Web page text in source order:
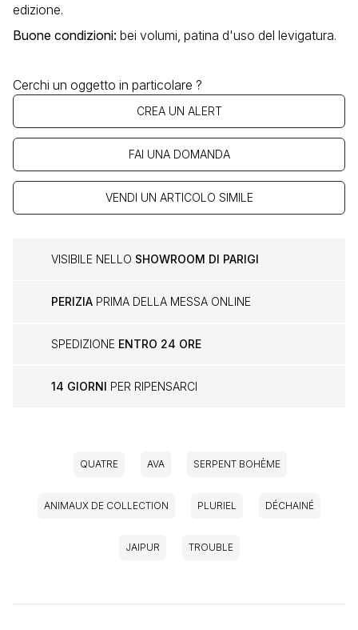
edizione.
Buone condizioni: bei volumi, patina d'uso del levigatura.
Cerchi un oggetto in particolare ?
CREA UN ALERT
FAI UNA DOMANDA
VENDI UN ARTICOLO SIMILE
VISIBILE NELLO SHOWROOM DI PARIGI
PERIZIA PRIMA DELLA MESSA ONLINE
SPEDIZIONE ENTRO 24 ORE
14 GIORNI PER RIPENSARCI
QUATRE AVA SERPENT BOHÈME
ANIMAUX DE COLLECTION PLURIEL DÉCHAINÉ
JAIPUR TROUBLE